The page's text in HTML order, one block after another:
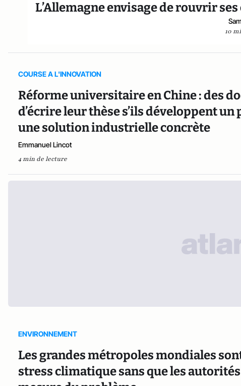
L’Allemagne envisage de rouvrir
10
COURSE A L'INNOVATION
Réforme universitaire en Chine : des
d’écrire leur thèse s’ils développent
une solution industrielle concrète
Emmanuel Lincot
4 min de lecture
ENVIRONNEMENT
Les grandes métropoles mondiales
stress climatique sans que les